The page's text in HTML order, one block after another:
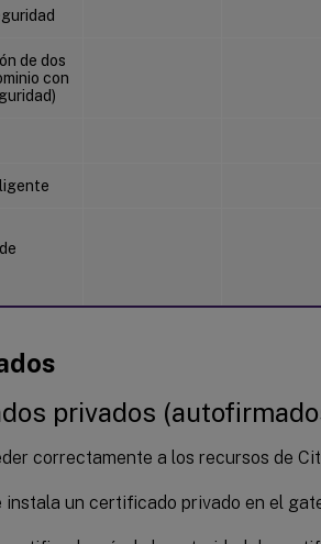
de dos
con
privados
correctamente a los recursos de
instala un certificado privado en el